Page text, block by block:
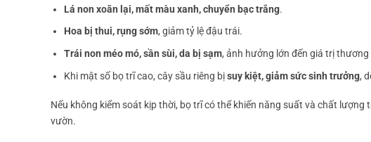
Lá non xoăn lại, mất màu xanh, chuyển bạc trắng.
Hoa bị thui, rụng sớm, giảm tỷ lệ đậu trái.
Trái non méo mó, sần sùi, da bị sạm, ảnh hưởng lớn đến giá trị thương
Khi mật số bọ trĩ cao, cây sầu riêng bịsuy kiệt, giảm sức sinh trưởng,
Nếu không kiểm soát kịp thời, bọ trĩ có thể khiến năng suất và chất
vườn.